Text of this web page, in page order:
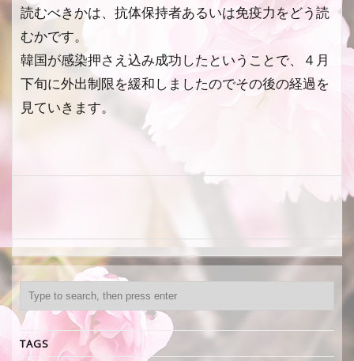
読むべきかは、抗体保持者あるいは免疫力をどう読
むかです。
韓国が感染押さえ込み成功したということで、４月
下旬に外出制限を緩和しましたのでその後の経過を
見ていきます。
TAGS